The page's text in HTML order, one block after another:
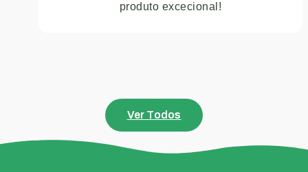
produto excecional!
Ver Todos